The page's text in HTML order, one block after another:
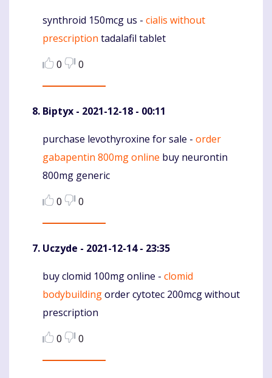
Komentaras
synthroid 150mcg us - cialis without
prescription tadalafil tablet
0
0
Biptyx - 2021-12-18 - 00:11
Komentaras
purchase levothyroxine for sale - order
gabapentin 800mg online buy neurontin
800mg generic
0
0
Uczyde - 2021-12-14 - 23:35
Komentaras
buy clomid 100mg online - clomid
bodybuildingorder cytotec 200mcg without
prescription
0
0